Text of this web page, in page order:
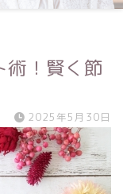
術！賢く節
2025年5月30日